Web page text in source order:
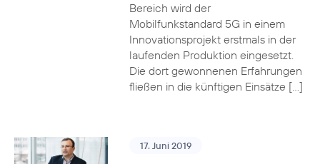
Bereich wird der
Mobilfunkstandard 5G in einem
Innovationsprojekt erstmals in der
laufenden Produktion eingesetzt.
Die dort gewonnenen Erfahrungen
fließen in die künftigen Einsätze […]
17. Juni 2019